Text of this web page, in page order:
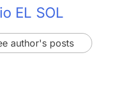
EL SOL
author's posts